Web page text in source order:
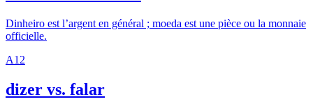
Dinheiro est l’argent en général ; moeda est une pièce ou la monnaie
officielle.
A1 2
dizer vs. falar